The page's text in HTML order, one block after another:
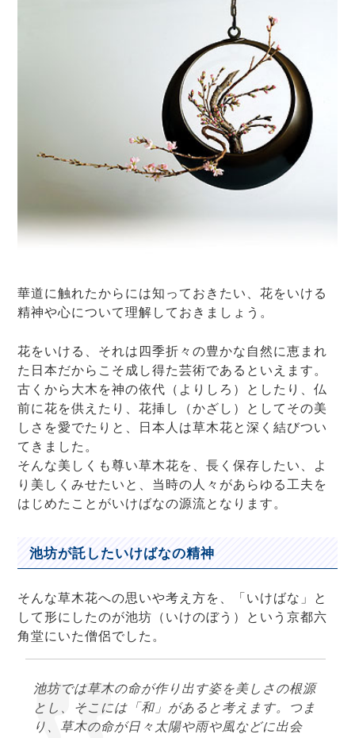
華道に触れたからには知っておきたい、花をいける
精神や心について理解しておきましょう。
花をいける、それは四季折々の豊かな自然に恵まれ
た日本だからこそ成し得た芸術であるといえます。
古くから大木を神の依代（よりしろ）としたり、仏
前に花を供えたり、花挿し（かざし）としてその美
しさを愛でたりと、日本人は草木花と深く結びつい
てきました。
そんな美しくも尊い草木花を、長く保存したい、よ
り美しくみせたいと、当時の人々があらゆる工夫を
はじめたことがいけばなの源流となります。
池坊が託したいけばなの精神
そんな草木花への思いや考え方を、「いけばな」と
して形にしたのが池坊（いけのぼう）という京都六
角堂にいた僧侶でした。
池坊では草木の命が作り出す姿を美しさの根源
とし、そこには「和」があると考えます。つま
り、草木の命が日々太陽や雨や風などに出会